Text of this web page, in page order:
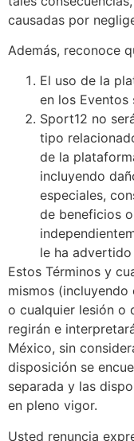
causadas por
Además, reconoce
El uso de la
en los
Sport12 no
tipo
de la
incluyendo
especiales,
de beneficios
le ha
Estos Términos y
mismos
o cualquier lesión o
regirán e
México, sin
disposición se
separada y las
en pleno vigor.
Usted renuncia